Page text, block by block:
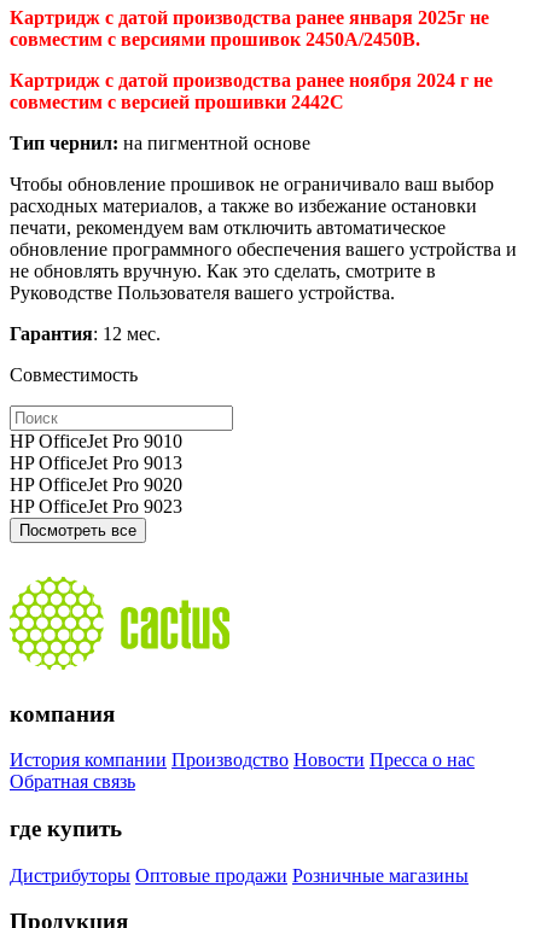
Картридж с датой производства ранее января 2025г не
совместим с версиями прошивок 2450A/2450B.
Картридж с датой производства ранее ноября 2024 г не
совместим с версией прошивки 2442C
Тип чернил: на пигментной основе
Чтобы обновление прошивок не ограничивало ваш выбор
расходных материалов, а также во избежание остановки
печати, рекомендуем вам отключить автоматическое
обновление программного обеспечения вашего устройства и
не обновлять вручную. Как это сделать, смотрите в
Руководстве Пользователя вашего устройства.
Гарантия: 12 мес.
Совместимость
HP OfficeJet Pro 9010
HP OfficeJet Pro 9013
HP OfficeJet Pro 9020
HP OfficeJet Pro 9023
Посмотреть все
компания
История компании Производство Новости Пресса о нас
Обратная связь
где купить
Дистрибуторы Оптовые продажи Розничные магазины
Продукция